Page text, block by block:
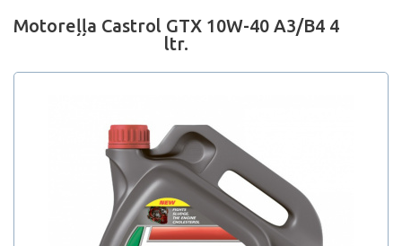
Motoreļļa Castrol GTX 10W-40 A3/B4 4
ltr.